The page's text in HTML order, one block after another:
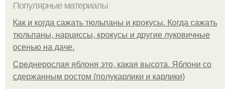
Популярные материалы
Как и когда сажать тюльпаны и крокусы. Когда сажать
тюльпаны, нарциссы, крокусы и другие луковичные
осенью на даче.
Среднерослая яблоня это, какая высота. Яблони со
сдержанным ростом (полукарлики и карлики)